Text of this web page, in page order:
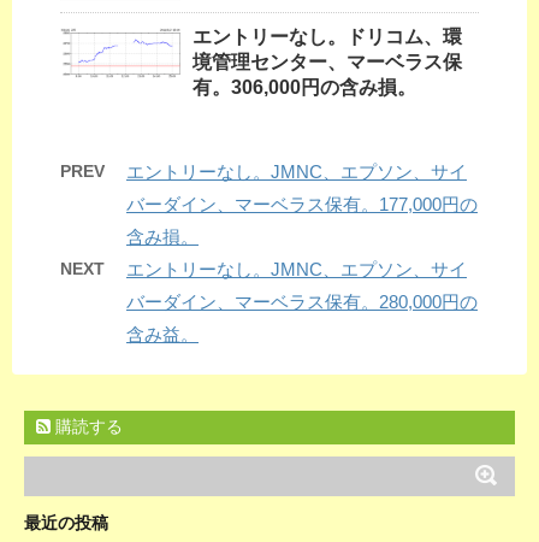
エントリーなし。ドリコム、環
境管理センター、マーベラス保
有。306,000円の含み損。
PREV
エントリーなし。JMNC、エプソン、サイ
バーダイン、マーベラス保有。177,000円の
含み損。
NEXT
エントリーなし。JMNC、エプソン、サイ
バーダイン、マーベラス保有。280,000円の
含み益。
購読する
最近の投稿